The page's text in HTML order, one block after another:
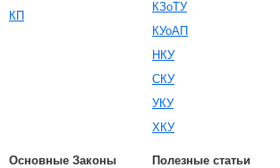
КП
КЗоТУ
КУоАП
НКУ
СКУ
УКУ
ХКУ
Основные Законы
Полезные статьи